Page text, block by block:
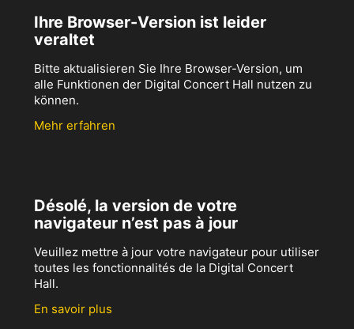
Ihre Browser-Version ist leider
veraltet
Bitte aktualisieren Sie Ihre Browser-Version, um
alle Funktionen der Digital Concert Hall nutzen zu
können.
Mehr erfahren
Désolé, la version de votre
navigateur n’est pas à jour
Veuillez mettre à jour votre navigateur pour utiliser
toutes les fonctionnalités de la Digital Concert
Hall.
En savoir plus